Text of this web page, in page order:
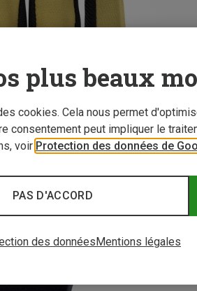
plus beaux
cookies. Cela nous permet
consentement peut impliquer le
voir Protection des données de
PAS D'ACCORD
des donnéesMentions légales